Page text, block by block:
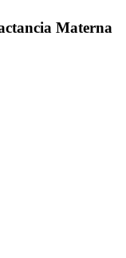
Materna